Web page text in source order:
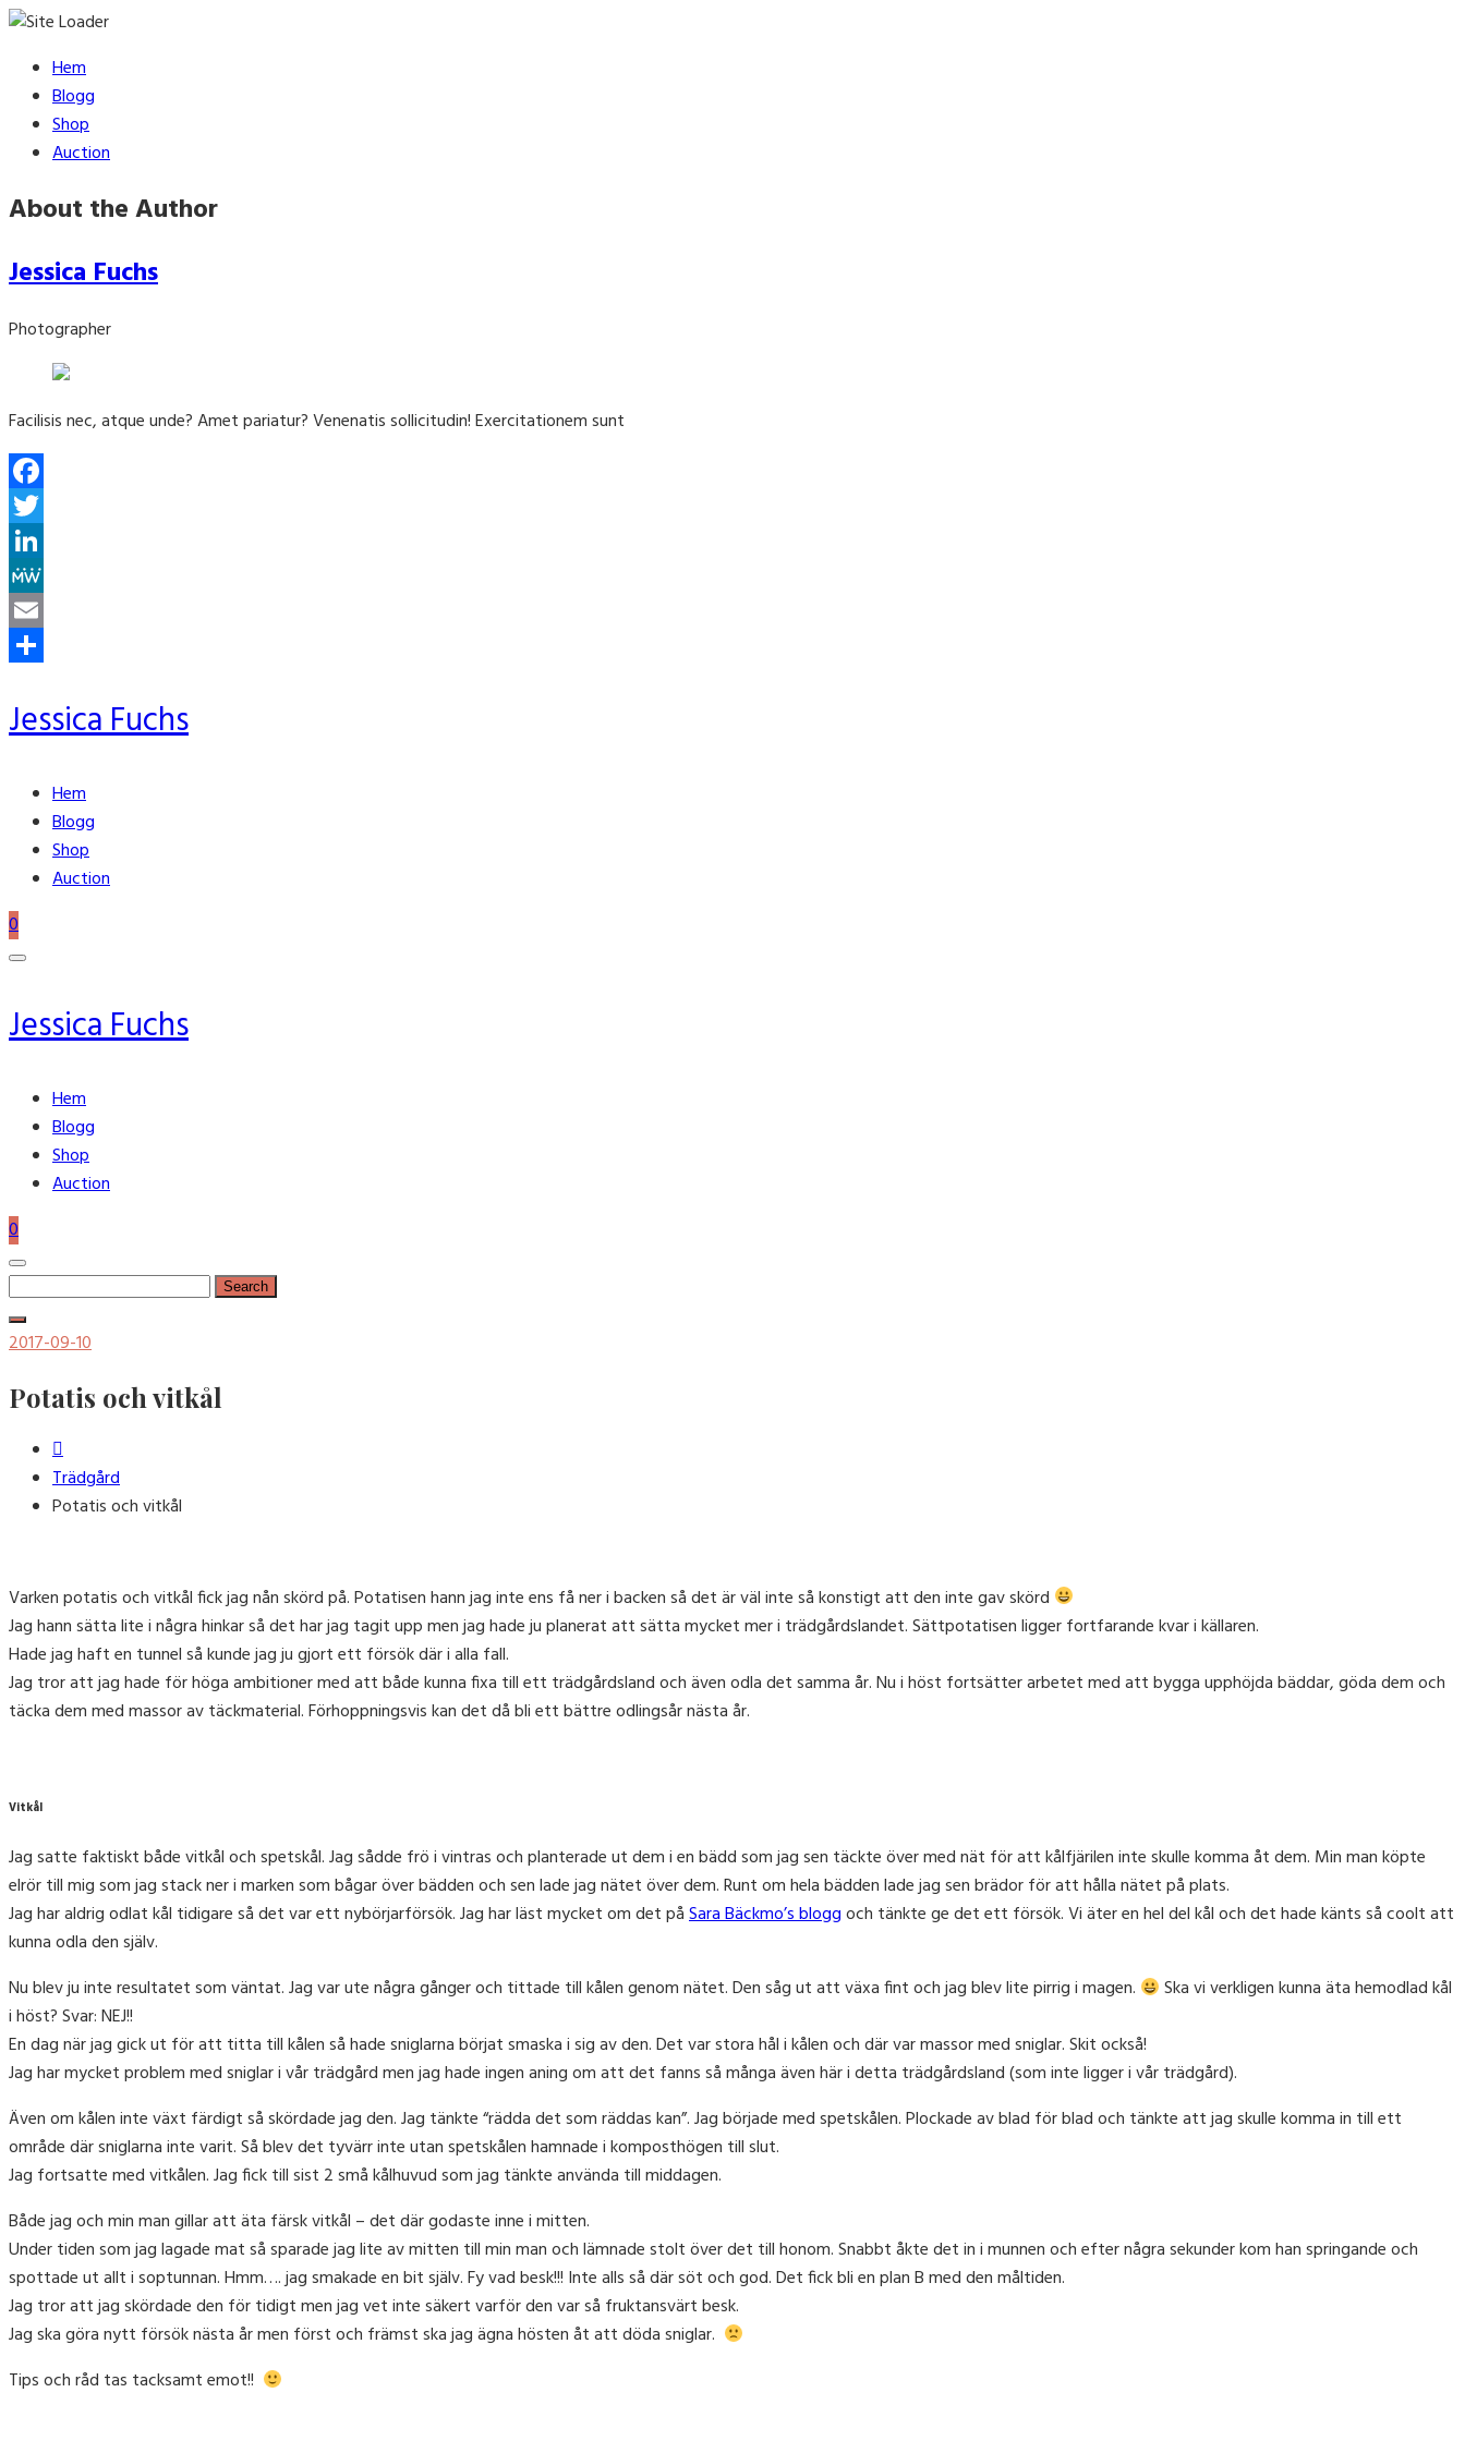
Skip
content
Hem
Blogg
Shop
Auction
About the Author
Jessica Fuchs
Photographer
Facilisis nec, atque unde? Amet pariatur? Venenatis sollicitudin! Exercitationem sunt
Facebook
Twitter
LinkedIn
MeWe
Email
Jessica Fuchs
Hem
Blogg
Shop
Auction
0
Jessica Fuchs
Hem
Blogg
Shop
Auction
0
Search
for:
Posted
2017-09-10
Potatis och vitkål
Trädgård
Potatis och vitkål
Varken potatis och vitkål fick jag nån skörd på. Potatisen hann jag inte ens få ner i backen så det är väl inte så konstigt att den inte gav skörd
Jag hann sätta lite i några hinkar så det har jag tagit upp men jag hade ju planerat att sätta mycket mer i trädgårdslandet. Sättpotatisen ligger fortfarande kvar i källaren.
Hade jag haft en tunnel så kunde jag ju gjort ett försök där i alla fall.
Jag tror att jag hade för höga ambitioner med att både kunna fixa till ett trädgårdsland och även odla det samma år. Nu i höst fortsätter arbetet med att bygga upphöjda bäddar, göda dem och
täcka dem med massor av täckmaterial. Förhoppningsvis kan det då bli ett bättre odlingsår nästa år.
Vitkål
Jag satte faktiskt både vitkål och spetskål. Jag sådde frö i vintras och planterade ut dem i en bädd som jag sen täckte över med nät för att kålfjärilen inte skulle komma åt dem. Min man köpte
elrör till mig som jag stack ner i marken som bågar över bädden och sen lade jag nätet över dem. Runt om hela bädden lade jag sen brädor för att hålla nätet på plats.
Jag har aldrig odlat kål tidigare så det var ett nybörjarförsök. Jag har läst mycket om det påSara Bäckmo’s bloggoch tänkte ge det ett försök. Vi äter en hel del kål och det hade känts så coolt att
kunna odla den själv.
Nu blev ju inte resultatet som väntat. Jag var ute några gånger och tittade till kålen genom nätet. Den såg ut att växa fint och jag blev lite pirrig i magen.
Ska vi verkligen kunna äta hemodlad kål
i höst? Svar: NEJ!!
En dag när jag gick ut för att titta till kålen så hade sniglarna börjat smaska i sig av den. Det var stora hål i kålen och där var massor med sniglar. Skit också!
Jag har mycket problem med sniglar i vår trädgård men jag hade ingen aning om att det fanns så många även här i detta trädgårdsland (som inte ligger i vår trädgård).
Även om kålen inte växt färdigt så skördade jag den. Jag tänkte “rädda det som räddas kan”. Jag började med spetskålen. Plockade av blad för blad och tänkte att jag skulle komma in till ett
område där sniglarna inte varit. Så blev det tyvärr inte utan spetskålen hamnade i komposthögen till slut.
Jag fortsatte med vitkålen. Jag fick till sist 2 små kålhuvud som jag tänkte använda till middagen.
Både jag och min man gillar att äta färsk vitkål – det där godaste inne i mitten.
Under tiden som jag lagade mat så sparade jag lite av mitten till min man och lämnade stolt över det till honom. Snabbt åkte det in i munnen och efter några sekunder kom han springande och
spottade ut allt i soptunnan. Hmm…. jag smakade en bit själv. Fy vad besk!!! Inte alls så där söt och god. Det fick bli en plan B med den måltiden.
Jag tror att jag skördade den för tidigt men jag vet inte säkert varför den var så fruktansvärt besk.
Jag ska göra nytt försök nästa år men först och främst ska jag ägna hösten åt att döda sniglar.
Tips och råd tas tacksamt emot!!